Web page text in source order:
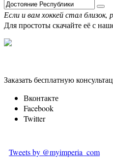
Если и вам хоккей стал
Для простоты скачайте её с
Заказать бесплатную
Вконтакте
Facebook
Twitter
Tweets by @myimperia_com